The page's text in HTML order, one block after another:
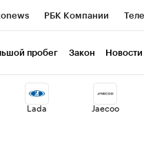
РБК Компании
Национальные проекты
Газета
и медиа Финансы
пробег Закон Новости
Lada Jaecoo